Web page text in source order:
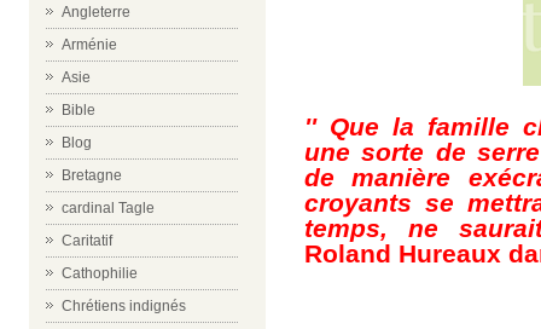
Angleterre
Arménie
Asie
Bible
Blog
Bretagne
cardinal Tagle
Caritatif
Cathophilie
Chrétiens indignés
'' Que la famille
une sorte de
de manière
croyants se
temps, ne
Roland Hureaux